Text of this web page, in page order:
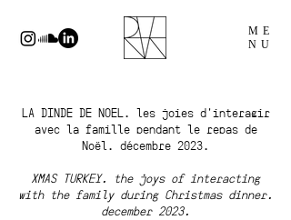
ME
NU
LA DINDE DE NOEL. les joies d'interagir
avec la famille pendant le repas de
Noël. décembre 2023.
XMAS TURKEY. the joys of interacting
with the family during Christmas dinner.
december 2023.